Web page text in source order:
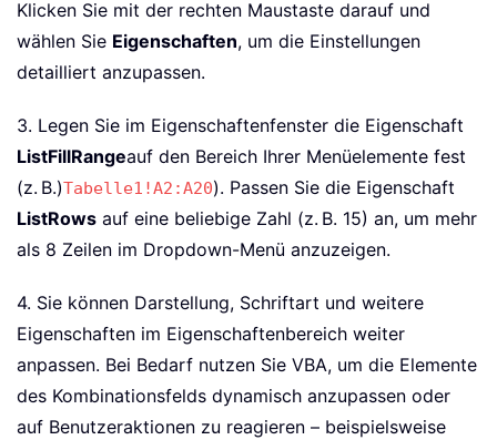
Klicken Sie mit der rechten Maustaste darauf und
wählen Sie Eigenschaften, um die Einstellungen
detailliert anzupassen.
3. Legen Sie im Eigenschaftenfenster die Eigenschaft
ListFillRangeauf den Bereich Ihrer Menüelemente fest
(z. B.)Tabelle1!A2:A20). Passen Sie die Eigenschaft
ListRows auf eine beliebige Zahl (z. B. 15) an, um mehr
als 8 Zeilen im Dropdown-Menü anzuzeigen.
4. Sie können Darstellung, Schriftart und weitere
Eigenschaften im Eigenschaftenbereich weiter
anpassen. Bei Bedarf nutzen Sie VBA, um die Elemente
des Kombinationsfelds dynamisch anzupassen oder
auf Benutzeraktionen zu reagieren – beispielsweise